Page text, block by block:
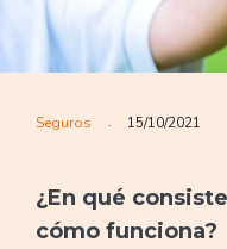
Seguros . 15/10/2021
¿En qué
cómo funciona?